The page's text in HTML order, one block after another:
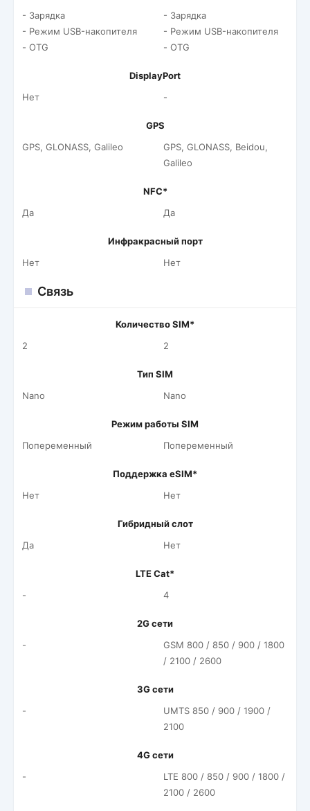
- Зарядка
- Режим USB-накопителя
- OTG
- Зарядка
- Режим USB-накопителя
- OTG
DisplayPort
Нет
-
GPS
GPS, GLONASS, Galileo
GPS, GLONASS, Beidou,
Galileo
NFC*
Да
Да
Инфракрасный порт
Нет
Нет
Связь
Количество SIM*
2
2
Тип SIM
Nano
Nano
Режим работы SIM
Попеременный
Попеременный
Поддержка eSIM*
Нет
Нет
Гибридный слот
Да
Нет
LTE Cat*
-
4
2G сети
-
GSM 800 / 850 / 900 / 1800
/ 2100 / 2600
3G сети
-
UMTS 850 / 900 / 1900 /
2100
4G сети
-
LTE 800 / 850 / 900 / 1800 /
2100 / 2600